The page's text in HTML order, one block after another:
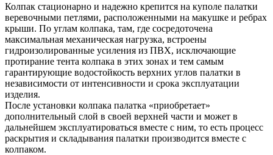
Колпак стационарно и надежно крепится на куполе палатки
веревочными петлями, расположенными на макушке и ребрах
крыши. По углам колпака, там, где сосредоточена
максимальная механическая нагрузка, встроены
гидроизолированные усиления из ПВХ, исключающие
протирание тента колпака в этих зонах и тем самым
гарантирующие водостойкость верхних углов палатки в
независимости от интенсивности и срока эксплуатации
изделия.
После установки колпака палатка «приобретает»
дополнительный слой в своей верхней части и может в
дальнейшем эксплуатироваться вместе с ним, то есть процесс
раскрытия и складывания палатки производится вместе с
колпаком.